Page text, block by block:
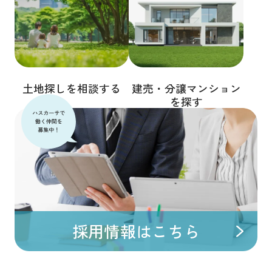
土地探しを相談する
建売・分譲マンション
を探す
採用情報はこちら